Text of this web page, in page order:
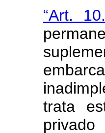
“Art.
trata